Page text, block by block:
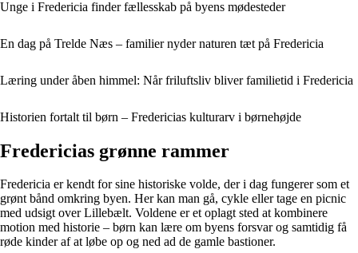
Unge i Fredericia finder fællesskab på byens mødesteder
En dag på Trelde Næs – familier nyder naturen tæt på Fredericia
Læring under åben himmel: Når friluftsliv bliver familietid i Fredericia
Historien fortalt til børn – Fredericias kulturarv i børnehøjde
Fredericias grønne rammer
Fredericia er kendt for sine historiske volde, der i dag fungerer som et
grønt bånd omkring byen. Her kan man gå, cykle eller tage en picnic
med udsigt over Lillebælt. Voldene er et oplagt sted at kombinere
motion med historie – børn kan lære om byens forsvar og samtidig få
røde kinder af at løbe op og ned ad de gamle bastioner.